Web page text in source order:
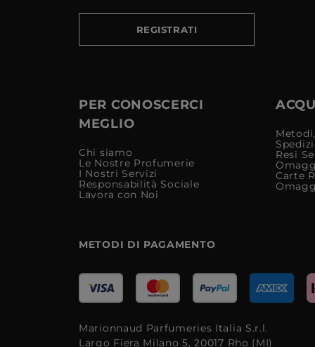
REGISTRATI
PER CONOSCERCI
MEGLIO
Chi siamo
Le Nostre Profumerie
I Nostri Servizi
Responsabilità Sociale
Lavora con Noi
Resi
Carte
METODI DI PAGAMENTO
Marionnaud Parfumeries Italia S.r.l.
Largo Fiera Milano 5, 20017 Rho (MI)